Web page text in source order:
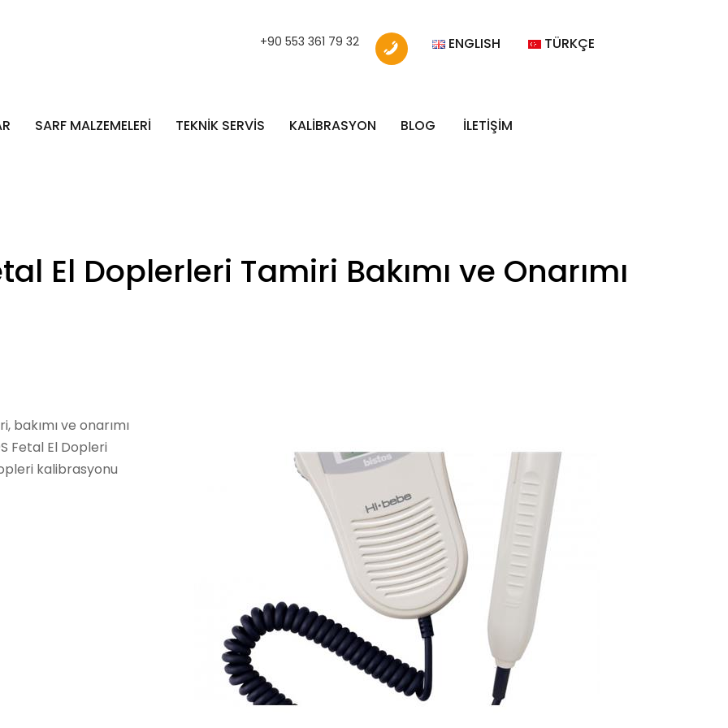
+90 553 361 79 32 ENGLISH TÜRKÇE
SARF MALZEMELERİ TEKNİK SERVİS KALİBRASYON BLOG İLETİŞİM
El Doplerleri Tamiri Bakımı ve Onarımı
ve onarımı
Fetal El Dopleri
kalibrasyonu